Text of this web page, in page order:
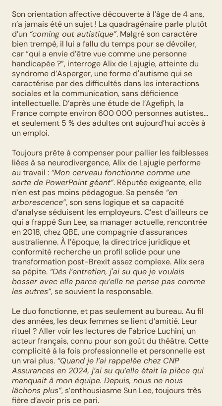
Son orientation affective découverte à l’âge de 4 ans,
n’a jamais été un sujet ! La quadragénaire parle plutôt
d’un “coming out autistique”. Malgré son caractère
bien trempé, il lui a fallu du temps pour se dévoiler,
car “qui a envie d’être vue comme une personne
handicapée ?”, interroge Alix de Lajugie, atteinte du
syndrome d’Asperger, une forme d'autisme qui se
caractérise par des difficultés dans les interactions
sociales et la communication, sans déficience
intellectuelle. D’après une étude de l’Agefiph, la
France compte environ 600 000 personnes autistes…
et seulement 5 % des adultes ont aujourd’hui accès à
un emploi.
Toujours prête à compenser pour pallier les faiblesses
liées à sa neurodivergence, Alix de Lajugie performe
au travail : “Mon cerveau fonctionne comme une
sorte de PowerPoint géant”. Réputée exigeante, elle
n’en est pas moins pédagogue. Sa pensée “en
arborescence”, son sens logique et sa capacité
d’analyse séduisent les employeurs. C’est d’ailleurs ce
qui a frappé Sun Lee, sa manager actuelle, rencontrée
en 2018, chez QBE, une compagnie d'assurances
australienne. À l’époque, la directrice juridique et
conformité recherche un profil solide pour une
transformation post-Brexit assez complexe. Alix sera
sa pépite. “Dès l’entretien, j'ai su que je voulais
bosser avec elle parce qu’elle ne pense pas comme
les autres”, se souvient la responsable.
Le duo fonctionne, et pas seulement au bureau. Au fil
des années, les deux femmes se lient d’amitié. Leur
rituel ? Aller voir les lectures de Fabrice Luchini, un
acteur français, connu pour son goût du théâtre. Cette
complicité à la fois professionnelle et personnelle est
un vrai plus. “Quand je l’ai rappelée chez CNP
Assurances en 2024, j’ai su qu’elle était la pièce qui
manquait à mon équipe. Depuis, nous ne nous
lâchons plus”, s’enthousiasme Sun Lee, toujours très
fière d’avoir pris ce pari.